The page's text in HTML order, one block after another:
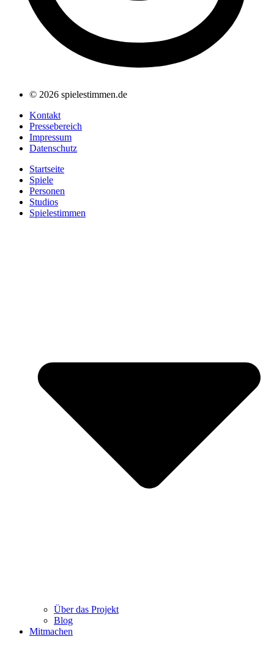
© 2026 spielestimmen.de
Kontakt
Pressebereich
Impressum
Datenschutz
Startseite
Spiele
Personen
Studios
Spielestimmen
Über das Projekt
Blog
Mitmachen